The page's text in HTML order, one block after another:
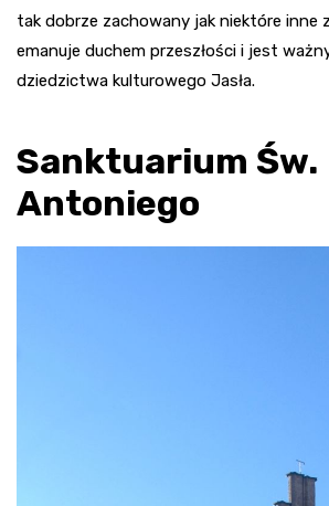
tak dobrze zachowany jak niektóre inne
emanuje duchem przeszłości i jest
dziedzictwa kulturowego Jasła.
Sanktuarium Św.
Antoniego